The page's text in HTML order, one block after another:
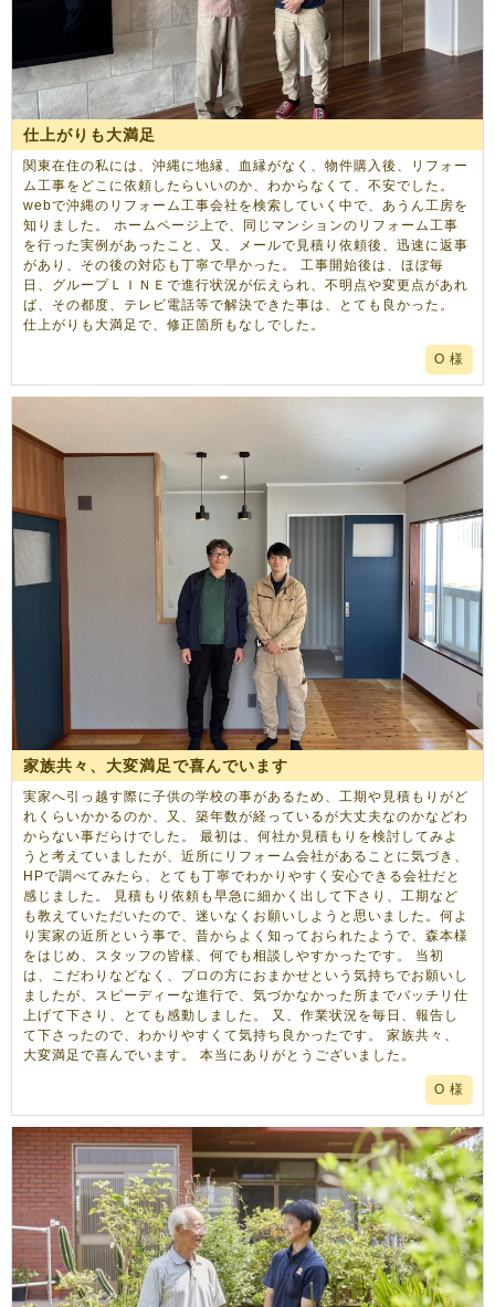
仕上がりも大満足
関東在住の私には、沖縄に地縁、血縁がなく、物件購入後、リフォー
ム工事をどこに依頼したらいいのか、わからなくて、不安でした。
webで沖縄のリフォーム工事会社を検索していく中で、あうん工房を
知りました。 ホームページ上で、同じマンションのリフォーム工事
を行った実例があったこと、又、メールで見積り依頼後、迅速に返事
があり、その後の対応も丁寧で早かった。 工事開始後は、ほぼ毎
日、グループＬＩＮＥで進行状況が伝えられ、不明点や変更点があれ
ば、その都度、テレビ電話等で解決できた事は、とても良かった。
仕上がりも大満足で、修正箇所もなしでした。
O 様
家族共々、大変満足で喜んでいます
実家へ引っ越す際に子供の学校の事があるため、工期や見積もりがど
れくらいかかるのか、又、築年数が経っているが大丈夫なのかなどわ
からない事だらけでした。 最初は、何社か見積もりを検討してみよ
うと考えていましたが、近所にリフォーム会社があることに気づき、
HPで調べてみたら、とても丁寧でわかりやすく安心できる会社だと
感じました。 見積もり依頼も早急に細かく出して下さり、工期など
も教えていただいたので、迷いなくお願いしようと思いました。何よ
り実家の近所という事で、昔からよく知っておられたようで、森本様
をはじめ、スタッフの皆様、何でも相談しやすかったです。 当初
は、こだわりなどなく、プロの方におまかせという気持ちでお願いし
ましたが、スピーディーな進行で、気づかなかった所までバッチリ仕
上げて下さり、とても感動しました。 又、作業状況を毎日、報告し
て下さったので、わかりやすくて気持ち良かったです。 家族共々、
大変満足で喜んでいます。 本当にありがとうございました。
O 様